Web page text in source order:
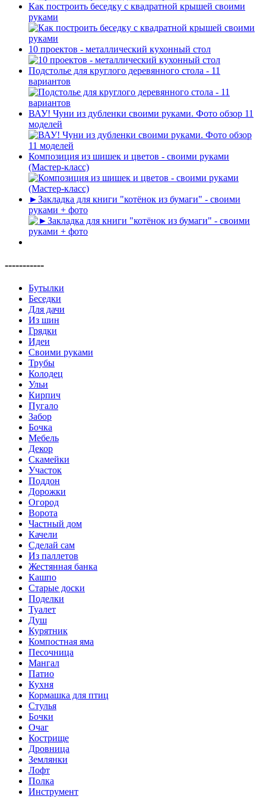
Как построить беседку с квадратной крышей своими
руками
10 проектов - металлический кухонный стол
Подстолье для круглого деревянного стола - 11
вариантов
ВАУ! Чуни из дубленки своими руками. Фото обзор 11
моделей
Композиция из шишек и цветов - своими руками
(Мастер-класс)
►Закладка для книги "котёнок из бумаги" - своими
руками + фото
-----------
Бутылки
Беседки
Для дачи
Из шин
Грядки
Идеи
Своими руками
Трубы
Колодец
Ульи
Кирпич
Пугало
Забор
Бочка
Мебель
Декор
Скамейки
Участок
Поддон
Дорожки
Огород
Ворота
Частный дом
Качели
Сделай сам
Из паллетов
Жестянная банка
Кашпо
Старые доски
Поделки
Туалет
Душ
Курятник
Компостная яма
Песочница
Мангал
Патио
Кухня
Кормашка для птиц
Стулья
Бочки
Очаг
Кострище
Дровница
Землянки
Лофт
Полка
Инструмент